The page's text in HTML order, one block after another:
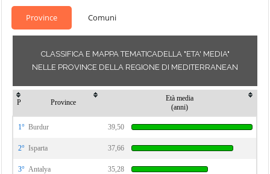
Province Comuni
CLASSIFICA E MAPPA TEMATICADELLA "ETA' MEDIA"
NELLE PROVINCE DELLA REGIONE DI MEDITERRANEAN
P Province
Età media
(anni)
1° Burdur 39,50
2° Isparta 37,66
3° Antalya 35,28